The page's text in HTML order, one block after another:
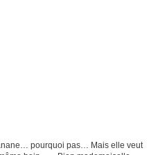
pourquoi pas… Mais elle veut